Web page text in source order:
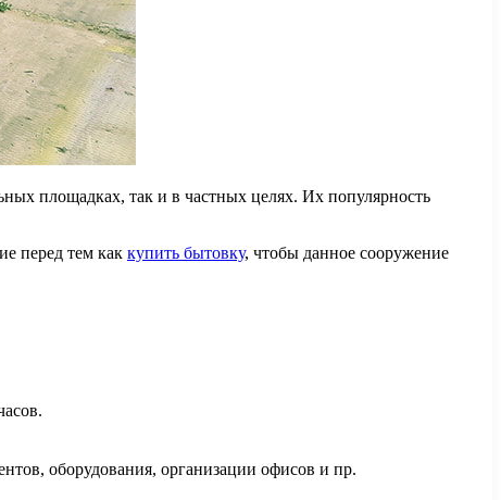
площадках, так и в частных целях. Их популярность
перед тем как купить бытовку, чтобы данное сооружение
оборудования, организации офисов и пр.